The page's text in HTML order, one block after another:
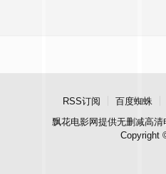
RSS订阅 百度蜘蛛
飘花电影网提供无删减高
Copyright